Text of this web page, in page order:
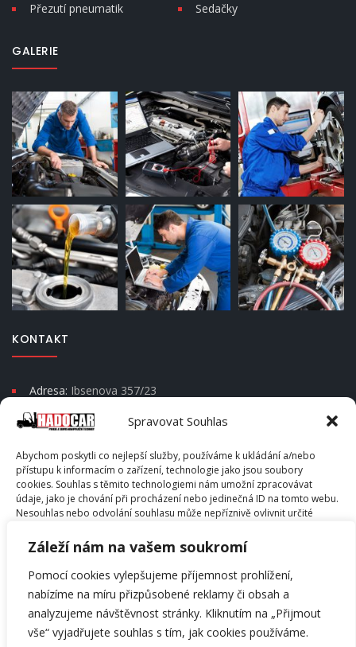
Záleží nám na vašem soukromí
Pomocí cookies vylepšujeme příjemnost prohlížení,
nabízíme na míru přizpůsobené reklamy či obsah a
analyzujeme návštěvnost stránky. Kliknutím na „Přijmout
vše“ vyjadřujete souhlas s tím, jak cookies používáme.
Spravovat Souhlas
Abychom poskytli co nejlepší služby, používáme k ukládání a/nebo
přístupu k informacím o zařízení, technologie jako jsou soubory
cookies. Souhlas s těmito technologiemi nám umožní zpracovávat
údaje, jako je chování při procházení nebo jedinečná ID na tomto webu.
Nesouhlas nebo odvolání souhlasu může nepříznivě ovlivnit určité
PŘÍJMOUT
ODMÍTNOUT
Přezutí pneumatik
Sedačky
GALERIE
KONTAKT
Adresa: Ibsenova 357/23
Moravská Ostrava a Přívoz
Psč 702 00
Telefon: +420 604 666 202
E-mail: info@hadocar.cz
Skype: info@hadocar.cz
© Hadocar s.r.o. - All Rights Reserved. Copyright © 2014 -
2026